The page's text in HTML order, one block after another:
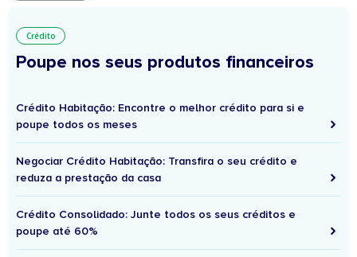
Crédito
Poupe nos seus produtos financeiros
Crédito Habitação: Encontre o melhor crédito para si e
poupe todos os meses
Negociar Crédito Habitação: Transfira o seu crédito e
reduza a prestação da casa
Crédito Consolidado: Junte todos os seus créditos e
poupe até 60%